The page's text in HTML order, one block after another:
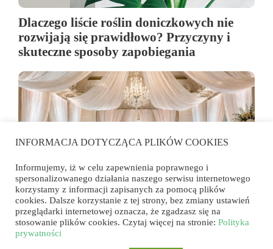
Dlaczego liście roślin doniczkowych nie
rozwijają się prawidłowo? Przyczyny i
skuteczne sposoby zapobiegania
Drapowania w dekoracjach ślubnych. Jak
tkanina zmienia przestrzeń i współpracuje
INFORMACJA DOTYCZĄCA PLIKÓW COOKIES
Informujemy, iż w celu zapewnienia poprawnego i
spersonalizowanego działania naszego serwisu internetowego
korzystamy z informacji zapisanych za pomocą plików
cookies. Dalsze korzystanie z tej strony, bez zmiany ustawień
przeglądarki internetowej oznacza, że zgadzasz się na
stosowanie plików cookies. Czytaj więcej na stronie: Polityka
prywatności